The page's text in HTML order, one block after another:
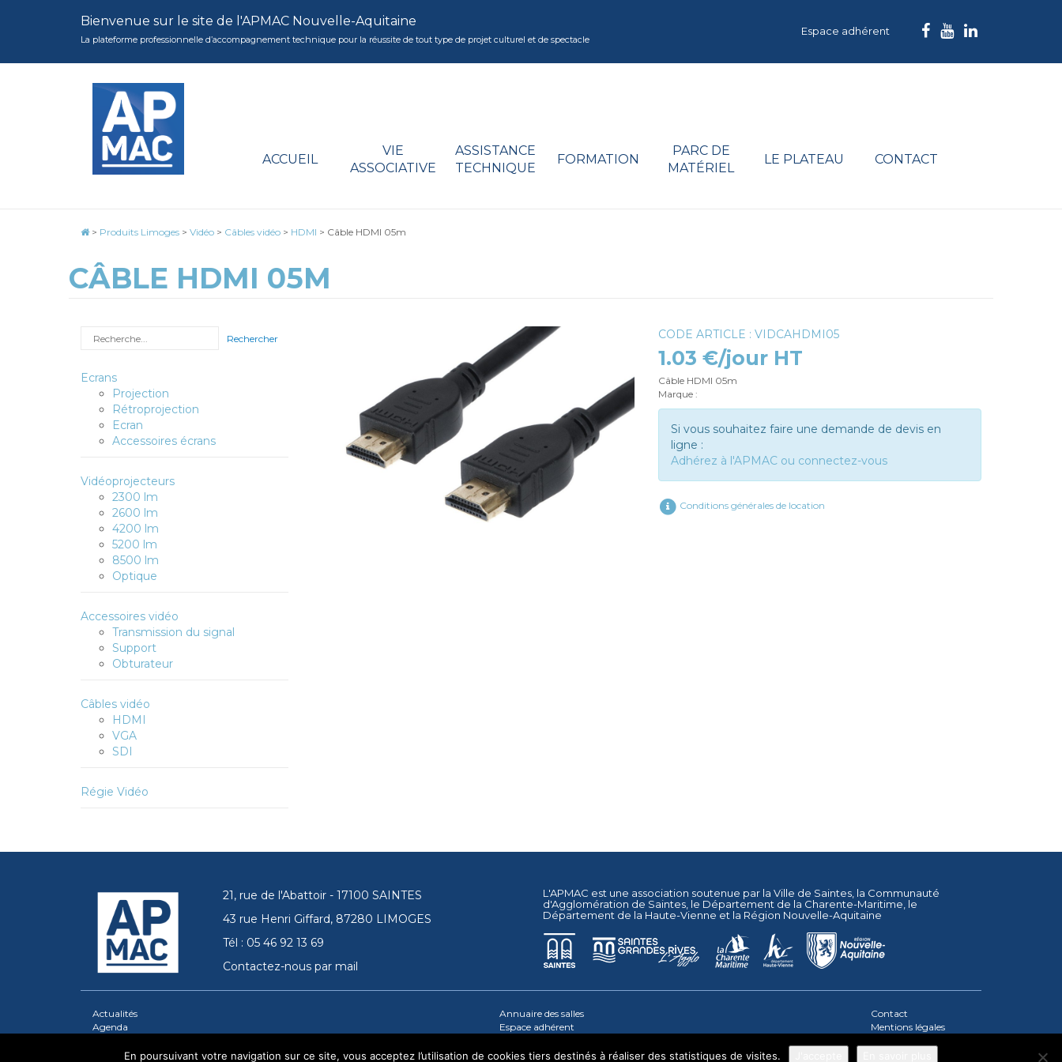
Bienvenue sur le site de l'APMAC Nouvelle-Aquitaine
La plateforme professionnelle d’accompagnement technique pour la réussite de tout type de projet culturel et de spectacle
Espace adhérent
ACCUEIL
VIE
ASSOCIATIVE
ASSISTANCE
TECHNIQUE
FORMATION
PARC DE
MATÉRIEL
LE PLATEAU CONTACT
> Produits Limoges > Vidéo > Câbles vidéo > HDMI > Câble HDMI 05m
CÂBLE HDMI 05M
CODE ARTICLE : VIDCAHDMI05
1.03 €/jour HT
Câble HDMI 05m
Marque :
Si vous souhaitez faire une demande de devis en
ligne :
Adhérez à l'APMAC ou connectez-vous
Conditions générales de location
Rechercher
Ecrans
Projection
Rétroprojection
Ecran
Accessoires écrans
Vidéoprojecteurs
2300 lm
2600 lm
4200 lm
5200 lm
8500 lm
Optique
Accessoires vidéo
Transmission du signal
Support
Obturateur
Câbles vidéo
HDMI
VGA
SDI
Régie Vidéo
21, rue de l'Abattoir - 17100 SAINTES
43 rue Henri Giffard, 87280 LIMOGES
Tél : 05 46 92 13 69
Contactez-nous par mail
L'APMAC est une association soutenue par la Ville de Saintes , la Communauté
d'Agglomération de Saintes , le Département de la Charente-Maritime , le
Département de la Haute-Vienne et la Région Nouvelle-Aquitaine
Actualités
Agenda
Annuaire des salles
Espace adhérent
Contact
Mentions légales
En poursuivant votre navigation sur ce site, vous acceptez l’utilisation de cookies tiers destinés à réaliser des statistiques de visites.